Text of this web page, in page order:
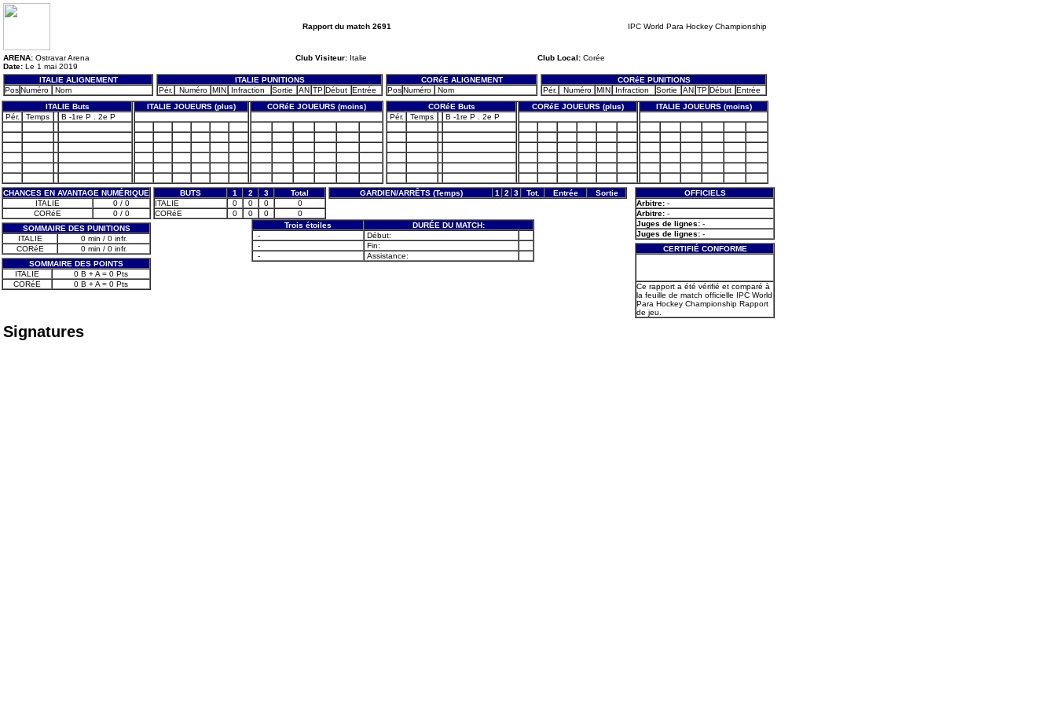
Rapport du match 2691 IPC World Para Hockey Championship
ARENA: Ostravar Arena
Date: Le 1 mai 2019
Club Visiteur: Italie Club Local: Corée
ITALIE ALIGNEMENT
PosNuméro Nom
ITALIE PUNITIONS
Pér.
Numéro MIN Infraction Sortie AN TP Début Entrée
CORéE ALIGNEMENT
PosNuméro Nom
CORéE PUNITIONS
Pér.
Numéro MIN Infraction Sortie AN TP Début Entrée
ITALIE Buts
ITALIE JOUEURS (plus)
CORéE JOUEURS (moins)
Pér.
Temps B -1re P . 2e P
CORéE Buts CORéE JOUEURS (plus)
ITALIE JOUEURS (moins)
Pér.
Temps B -1re P . 2e P
CHANCES EN AVANTAGE NUMÉRIQUE
ITALIE
0 / 0
CORéE
0 / 0
SOMMAIRE DES PUNITIONS
ITALIE
0 min / 0 infr.
CORéE
0 min / 0 infr.
SOMMAIRE DES POINTS
ITALIE
0 B + A = 0 Pts
CORéE
0 B + A = 0 Pts
BUTS 1 2 3
Total
ITALIE
0 0 0
0
CORéE
0 0 0 0
GARDIEN/ARRÊTS (Temps) 1 2 3 Tot. Entrée Sortie
Trois étoiles
DURÉE DU MATCH:
-
Début:
-
Fin:
-
Assistance:
OFFICIELS
Arbitre: -
Arbitre: -
Juges de lignes: -
Juges de lignes: -
CERTIFIÉ CONFORME
Ce rapport a été vérifié et comparé à
la feuille de match officielle IPC World
Para Hockey Championship Rapport
de jeu.
Signatures